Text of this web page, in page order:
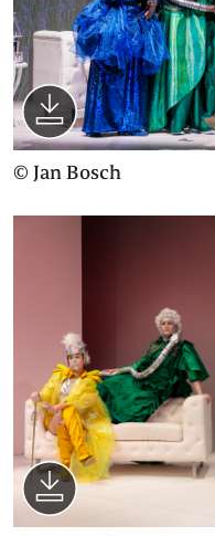
THEATER & SCHULE
PODCAST
PRESSE
SUCHE
© Jan Bosch